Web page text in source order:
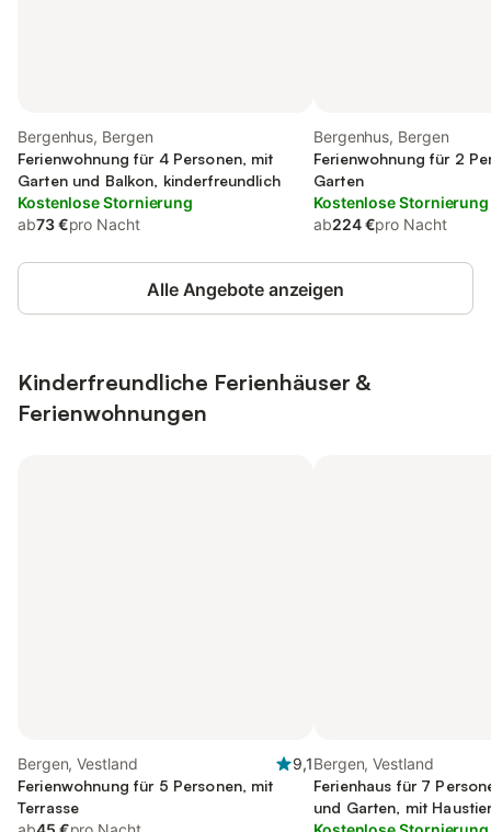
Bergenhus, Bergen
Ferienwohnung für 4 Personen, mit
Garten und Balkon, kinderfreundlich
Kostenlose Stornierung
ab73 €pro Nacht
Bergenhus, Bergen
Ferienwohnung für 2
Garten
Kostenlose Stornierung
ab224 €pro Nacht
Alle Angebote anzeigen
Kinderfreundliche Ferienhäuser &
Ferienwohnungen
Bergen, Vestland
9,1
Ferienwohnung für 5 Personen, mit
Terrasse
Bergen, Vestland
Ferienhaus für 7
und Garten, mit